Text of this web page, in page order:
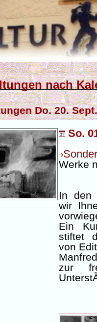
nach
Do. 20.
So.
Werke
In den
wir
Ein
stiftet
von
zur